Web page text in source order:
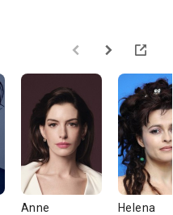
Anne
Helena